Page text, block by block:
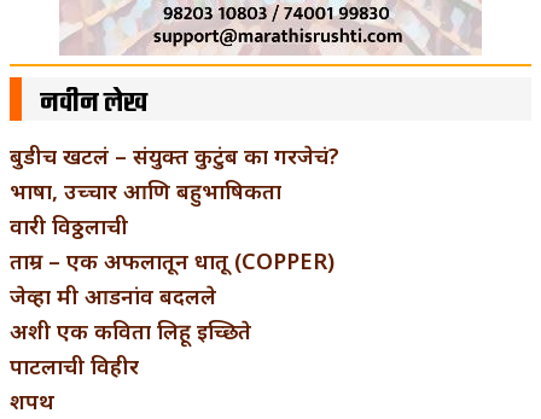
नवीन लेख
बुडीच खटलं – संयुक्त कुटुंब का गरजेचं?
भाषा, उच्चार आणि बहुभाषिकता
वारी विठ्ठलाची
ताम्र – एक अफलातून धातू (COPPER)
जेव्हा मी आडनांव बदलले
अशी एक कविता लिहू इच्छिते
पाटलाची विहीर
शपथ